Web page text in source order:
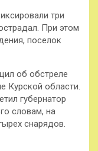
три
При этом
поселок
об обстреле
Курской области.
губернатор
словам, на
снарядов.